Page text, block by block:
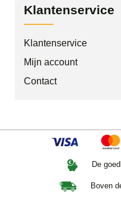
Klantenservice
Klantenservice
Mijn account
Contact
De
Boven